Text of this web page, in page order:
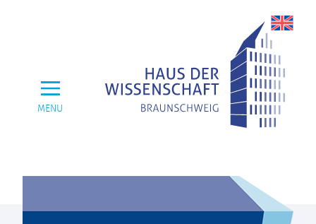
MENU